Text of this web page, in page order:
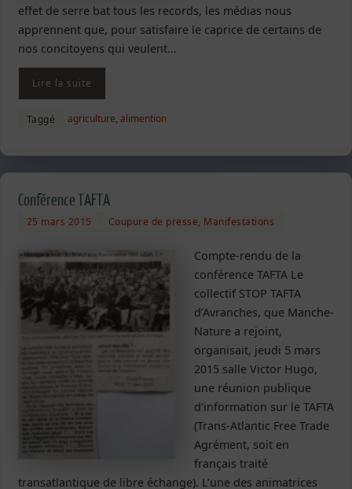
effet de serre bat tous les records, les médias nous
apprennent que, pour satisfaire le caprice de certains de
nos concitoyens qui veulent…
Lire la suite
Taggé agriculture,alimention
Conférence TAFTA
25 mars 2015 Coupure de presse, Manifestations
Compte-rendu de la
conférence TAFTA Le
collectif STOP TAFTA
d’Avranches, que Manche-
Nature a rejoint,
organisait, jeudi 5 mars
2015 salle Victor Hugo,
une réunion publique
d’information sur le TAFTA
(Trans-Atlantic Free Trade
Agrément, soit en
français traité
transatlantique de libre échange). L’une des animatrices